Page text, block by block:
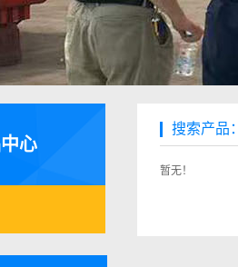
心
搜索产品
暂无！